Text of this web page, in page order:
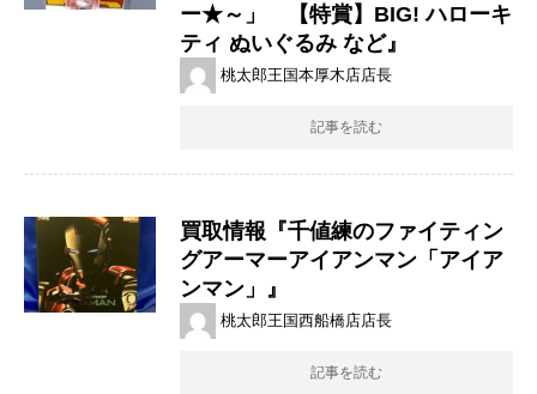
ー★～」 【特賞】BIG! ハローキ
ティ ぬいぐるみ など』
桃太郎王国本厚木店店長
記事を読む
買取情報『千値練のファイティン
グアーマーアイアンマン「アイア
ンマン」』
桃太郎王国西船橋店店長
記事を読む